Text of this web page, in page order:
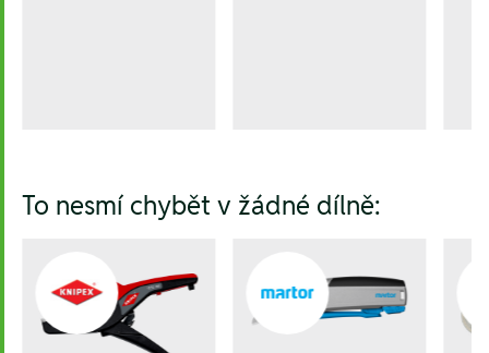
To nesmí chybět v žádné dílně: